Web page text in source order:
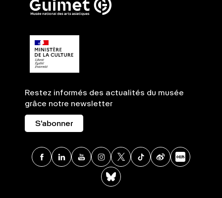
Restez informés des actualités du musée
grâce notre newsletter
S'abonner
Facebook
LinkedinYoutubeInstagram
X TikTokWeibo